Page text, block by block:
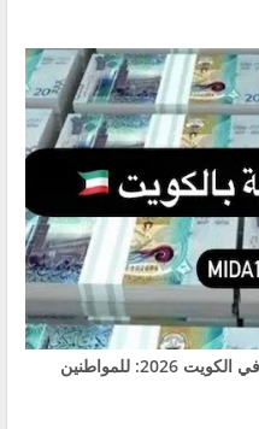
دليل القرض الشخصي بالبطاقة فقط في الكويت 2026: للمواطنين